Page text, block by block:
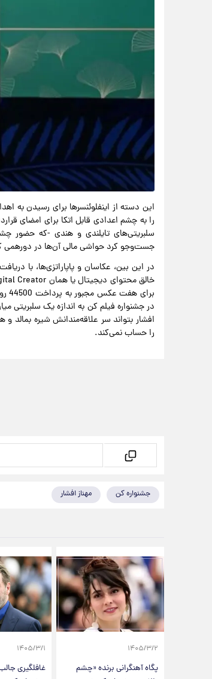
این دسته از اینفلوئنسرها برای رسیدن به
را به چشم اعدادی قابل اتکا برای امضای
سلبریتی‌های تایلندی و هندی -که حضور
جست‌وجو کرد حواشی مالی آن‌ها در
در این بین، عکاسان و پاپاراتزی‌ها، با
در جشنواره فیلم کن به اندازه یک
افشار بتواند سر علاقه‌مندانش شیره
را حساب نمی‌کند.
جشنواره کن مهناز افشار
۱۴۰۵/۳/۲
پگاه آهنگرانی برنده «چشم
۱۴۰۵/۳/۱
غافلگیری